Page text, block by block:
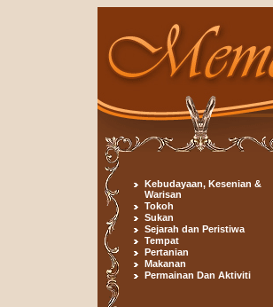
Kebudayaan, Kesenian &
Warisan
Tokoh
Sukan
Sejarah dan Peristiwa
Tempat
Pertanian
Makanan
Permainan Dan Aktiviti